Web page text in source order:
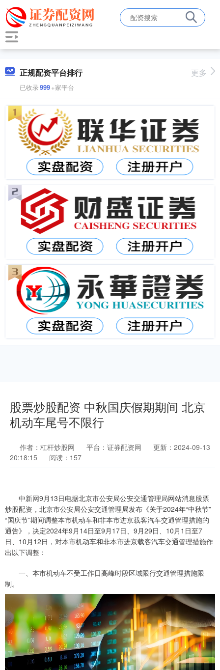
正规配资平台排行
已收录999+家平台
更多
股票炒股配资 中秋国庆假期期间 北京
机动车尾号不限行
作者：杠杆炒股网 平台：证券配资网
更新：2024-09-13
20:18:15
阅读：157
中新网9月13日电据北京市公安局公安交通管理局网站消息股票
炒股配资，北京市公安局公安交通管理局发布《关于2024年“中秋节”
“国庆节”期间调整本市机动车和非本市进京载客汽车交通管理措施的
通告》，决定2024年9月14日至9月17日、9月29日、10月1日至7
日、10月12日，对本市机动车和非本市进京载客汽车交通管理措施作
出以下调整：
一、本市机动车不受工作日高峰时段区域限行交通管理措施限
制。